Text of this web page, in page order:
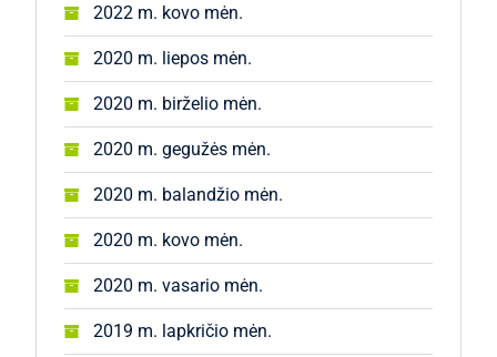
2022 m. kovo mėn.
2020 m. liepos mėn.
2020 m. birželio mėn.
2020 m. gegužės mėn.
2020 m. balandžio mėn.
2020 m. kovo mėn.
2020 m. vasario mėn.
2019 m. lapkričio mėn.